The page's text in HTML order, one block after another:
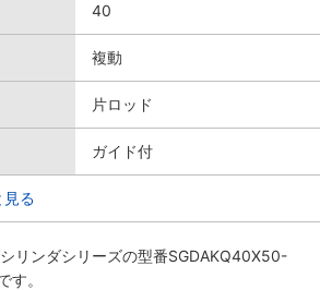
40
複動
片ロッド
ガイド付
見る
リンダシリーズの型番SGDAKQ40X50-
す。